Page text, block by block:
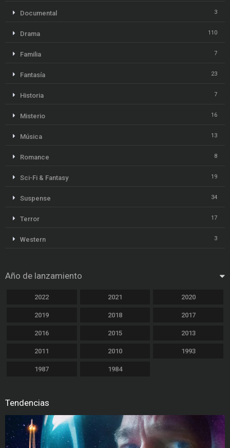
Documental 3
Drama 110
Familia 7
Fantasía 23
Historia 7
Misterio 16
Música 13
Romance 8
Sci-Fi & Fantasy 19
Suspense 34
Terror 17
Western 3
Año de lanzamiento
2022 2021 2020
2019 2018 2017
2016 2015 2013
2011 2010 1993
1987 1984
Tendencias